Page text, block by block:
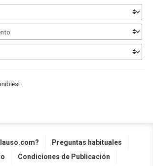
Preguntas habituales
Condiciones de Publicación